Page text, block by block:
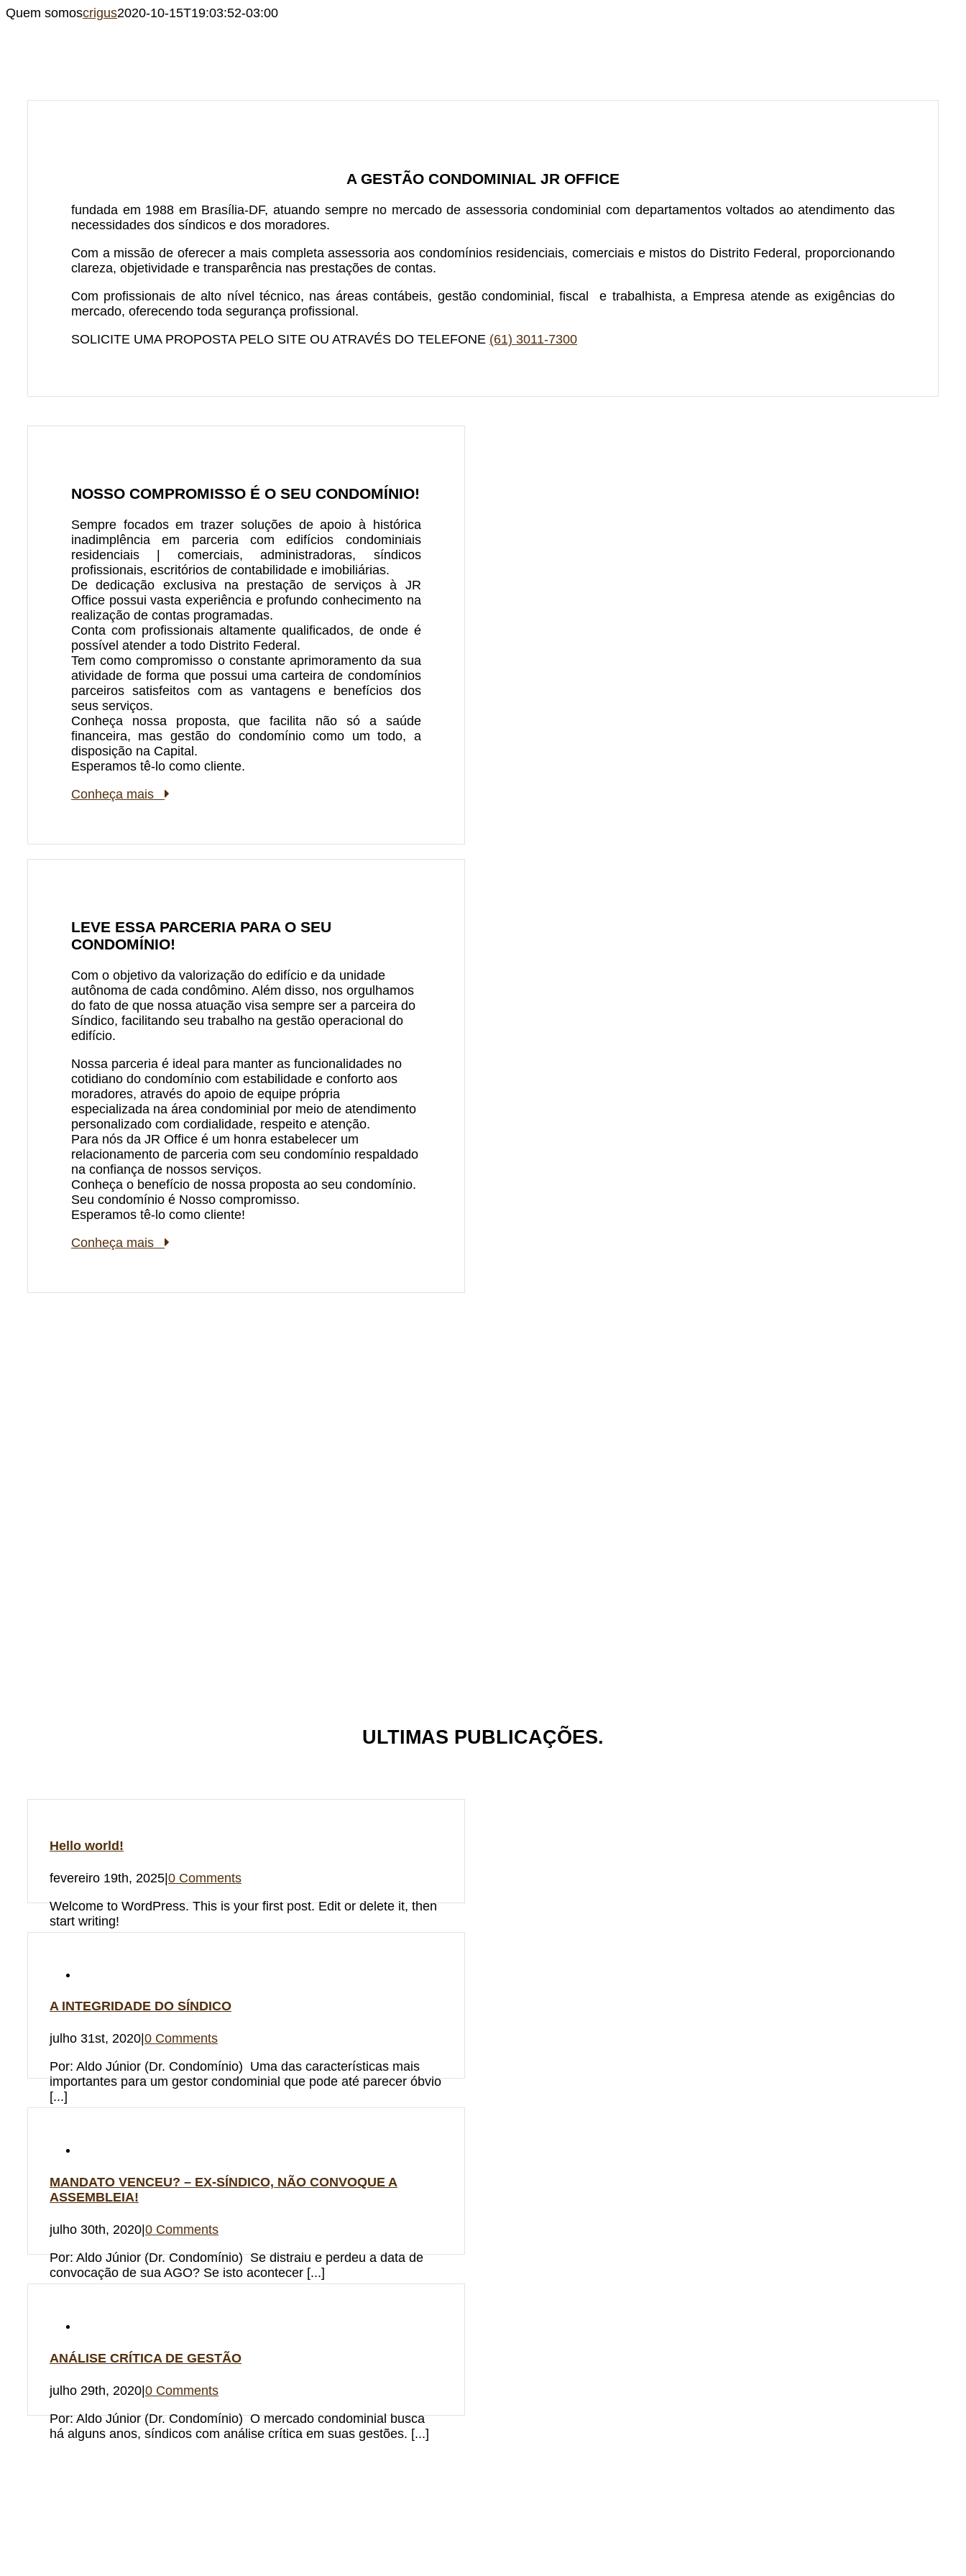
Quem somoscrigus2020-10-15T19:03:52-03:00
A GESTÃO CONDOMINIAL JR OFFICE
fundada em 1988 em Brasília-DF, atuando sempre no mercado de assessoria condominial com departamentos voltados ao atendimento das
necessidades dos síndicos e dos moradores.
Com a missão de oferecer a mais completa assessoria aos condomínios residenciais, comerciais e mistos do Distrito Federal, proporcionando
clareza, objetividade e transparência nas prestações de contas.
Com profissionais de alto nível técnico, nas áreas contábeis, gestão condominial, fiscal e trabalhista, a Empresa atende as exigências do
mercado, oferecendo toda segurança profissional.
SOLICITE UMA PROPOSTA PELO SITE OU ATRAVÉS DO TELEFONE (61) 3011-7300
NOSSO COMPROMISSO É O SEU CONDOMÍNIO!
Sempre focados em trazer soluções de apoio à histórica
inadimplência em parceria com edifícios condominiais
residenciais | comerciais, administradoras, síndicos
profissionais, escritórios de contabilidade e imobiliárias.
De dedicação exclusiva na prestação de serviços à JR
Office possui vasta experiência e profundo conhecimento na
realização de contas programadas.
Conta com profissionais altamente qualificados, de onde é
possível atender a todo Distrito Federal.
Tem como compromisso o constante aprimoramento da sua
atividade de forma que possui uma carteira de condomínios
parceiros satisfeitos com as vantagens e benefícios dos
seus serviços.
Conheça nossa proposta, que facilita não só a saúde
financeira, mas gestão do condomínio como um todo, a
disposição na Capital.
Esperamos tê-lo como cliente.
Conheça mais
LEVE ESSA PARCERIA PARA O SEU
CONDOMÍNIO!
Com o objetivo da valorização do edifício e da unidade
autônoma de cada condômino. Além disso, nos orgulhamos
do fato de que nossa atuação visa sempre ser a parceira do
Síndico, facilitando seu trabalho na gestão operacional do
edifício.
Nossa parceria é ideal para manter as funcionalidades no
cotidiano do condomínio com estabilidade e conforto aos
moradores, através do apoio de equipe própria
especializada na área condominial por meio de atendimento
personalizado com cordialidade, respeito e atenção.
Para nós da JR Office é um honra estabelecer um
relacionamento de parceria com seu condomínio respaldado
na confiança de nossos serviços.
Conheça o benefício de nossa proposta ao seu condomínio.
Seu condomínio é Nosso compromisso.
Esperamos tê-lo como cliente!
Conheça mais
ULTIMAS PUBLICAÇÕES.
Hello world!
fevereiro 19th, 2025|0 Comments
Welcome to WordPress. This is your first post. Edit or delete it, then
start writing!
A INTEGRIDADE DO SÍNDICO
julho 31st, 2020 0 Comments
Por: Aldo Júnior (Dr. Condomínio) Uma das características mais
importantes para um gestor condominial que pode até parecer óbvio
[...]
MANDATO VENCEU? – EX-SÍNDICO, NÃO CONVOQUE A
ASSEMBLEIA!
julho 30th, 2020 0 Comments
Por: Aldo Júnior (Dr. Condomínio) Se distraiu e perdeu a data de
convocação de sua AGO? Se isto acontecer [...]
ANÁLISE CRÍTICA DE GESTÃO
julho 29th, 2020 0 Comments
Por: Aldo Júnior (Dr. Condomínio) O mercado condominial busca
há alguns anos, síndicos com análise crítica em suas gestões. [...]